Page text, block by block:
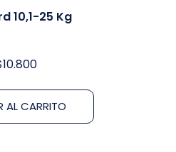
10,1-25 Kg
10.800
AL CARRITO